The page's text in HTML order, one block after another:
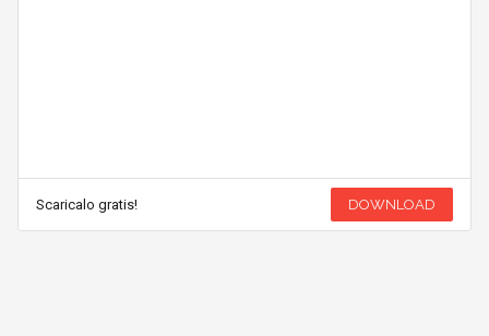
Scaricalo gratis! DOWNLOAD